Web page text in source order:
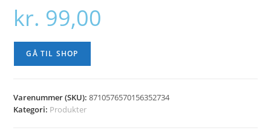
kr. 99,00
GÅ TIL SHOP
Varenummer (SKU):8710576570156352734
Kategori: Produkter